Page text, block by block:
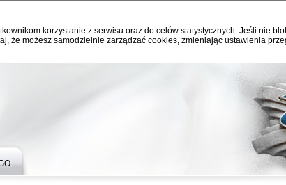
korzystanie z serwisu oraz do celów statystycznych. Jeśli nie
że możesz samodzielnie zarządzać cookies, zmieniając ustawienia